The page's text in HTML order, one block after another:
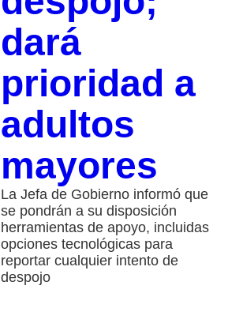
dará
prioridad a
adultos
mayores
La Jefa de Gobierno informó que
se pondrán a su disposición
herramientas de apoyo, incluidas
opciones tecnológicas para
reportar cualquier intento de
despojo